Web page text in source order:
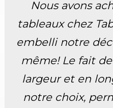
Nous avons
tableaux chez
embelli notre
même! Le fait
largeur et en
notre choix,